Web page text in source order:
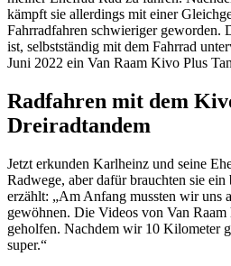
kämpft sie allerdings mit einer
Fahrradfahren schwieriger geworden.
ist, selbstständig mit dem Fahrrad
Juni 2022 ein Van Raam Kivo Plus
Radfahren mit dem
Dreiradtandem
Jetzt erkunden Karlheinz und seine
Radwege, aber dafür brauchten sie
erzählt: „Am Anfang mussten wir uns
gewöhnen. Die Videos von Van Raam
geholfen. Nachdem wir 10 Kilometer
super.“